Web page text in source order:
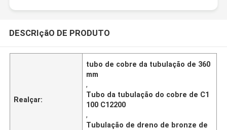
DESCRIçãO DE PRODUTO
Realçar:
tubo de cobre da tubulação de 360
mm
,
Tubo da tubulação do cobre de C1
100 C12200
,
Tubulação de dreno de bronze de